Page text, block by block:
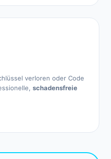
verloren oder Code
schadensfreie